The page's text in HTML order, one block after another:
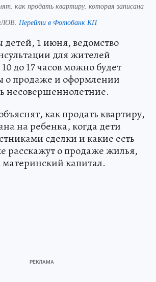
как продать квартиру, которая записана
Перейти в Фотобанк КП
1 июня, ведомство
для жителей
до 17 часов можно будет
о продаже и оформлении
несовершеннолетние.
как продать квартиру,
на ребенка, когда дети
сделки и какие есть
расскажут о продаже жилья,
материнский капитал.